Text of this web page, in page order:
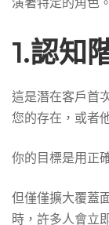
1.認知
這是潛在客戶首
您的存在，或者
你的目標是用正
但僅僅擴大覆蓋
時，許多人會立